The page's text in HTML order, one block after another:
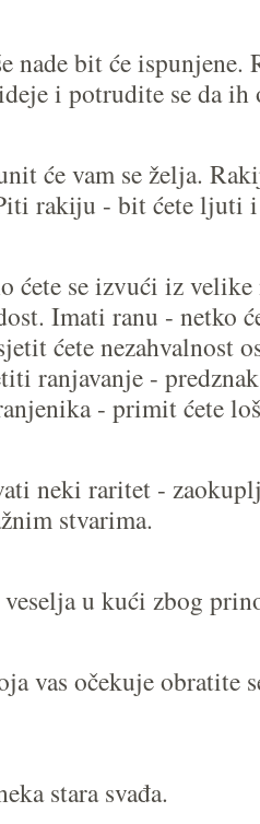
nade bit će ispunjene.
i potrudite se da ih
će vam se želja.
rakiju - bit ćete ljuti
ćete se izvući iz
Imati ranu - netko
ćete nezahvalnost
ranjavanje -
- primit ćete
neki raritet -
stvarima.
veselja u kući zbog
vas očekuje obratite
stara svađa.